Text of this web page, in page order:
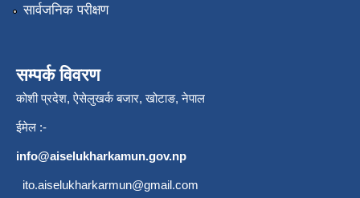
सार्वजनिक परीक्षण
सम्पर्क विवरण
कोशी प्रदेश, ऐसेलुखर्क बजार, खोटाङ, नेपाल
ईमेल :-
info@aiselukharkamun.gov.np
ito.aiselukharkarmun@gmail.com